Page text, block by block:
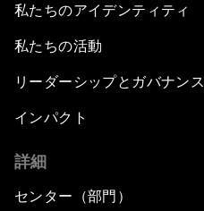
私たちのアイデンティティ
私たちの活動
リーダーシップとガバナンス
インパクト
詳細
センター（部門）